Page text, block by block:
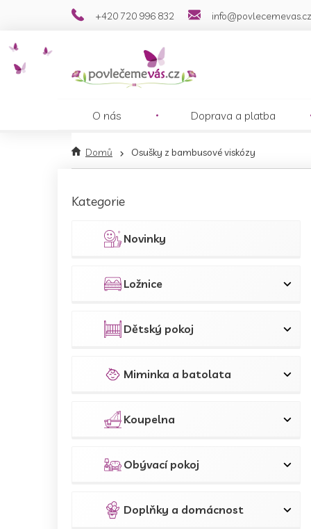
+420 720 996 832 info@povlecemevas.cz
O nás Doprava a platba
Domů Osušky z bambusové viskózy
kategorie
Kategorie
Novinky
Ložnice
Dětský pokoj
Miminka a batolata
Koupelna
Obývací pokoj
Doplňky a domácnost